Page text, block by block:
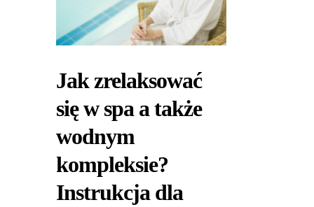
Jak zrelaksować
się w spa a także
wodnym
kompleksie?
Instrukcja dla